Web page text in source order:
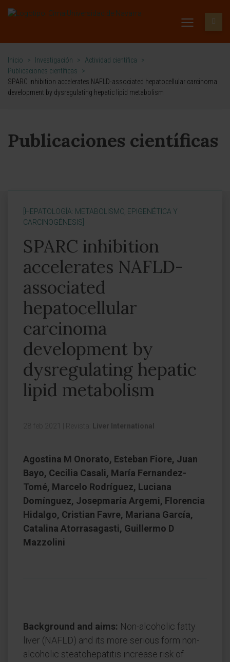
Inicio > Investigación > Actividad científica
>
Publicaciones científicas
>
SPARC inhibition accelerates NAFLD-associated hepatocellular carcinoma
development by dysregulating hepatic lipid metabolism
Publicaciones científicas
[HEPATOLOGÍA: METABOLISMO, EPIGENÉTICA Y
CARCINOGÉNESIS]
SPARC inhibition
accelerates NAFLD-
associated
hepatocellular
carcinoma
development by
dysregulating hepatic
lipid metabolism
28 feb 2021 Revista: Liver International
Agostina M Onorato, Esteban Fiore, Juan
Bayo, Cecilia Casali, María Fernandez-
Tomé, Marcelo Rodríguez, Luciana
Domínguez, Josepmaría Argemi, Florencia
Hidalgo, Cristian Favre, Mariana García,
Catalina Atorrasagasti, Guillermo D
Mazzolini
Background and aims: Non-alcoholic fatty
liver (NAFLD) and its more serious form non-
alcoholic steatohepatitis increase risk of